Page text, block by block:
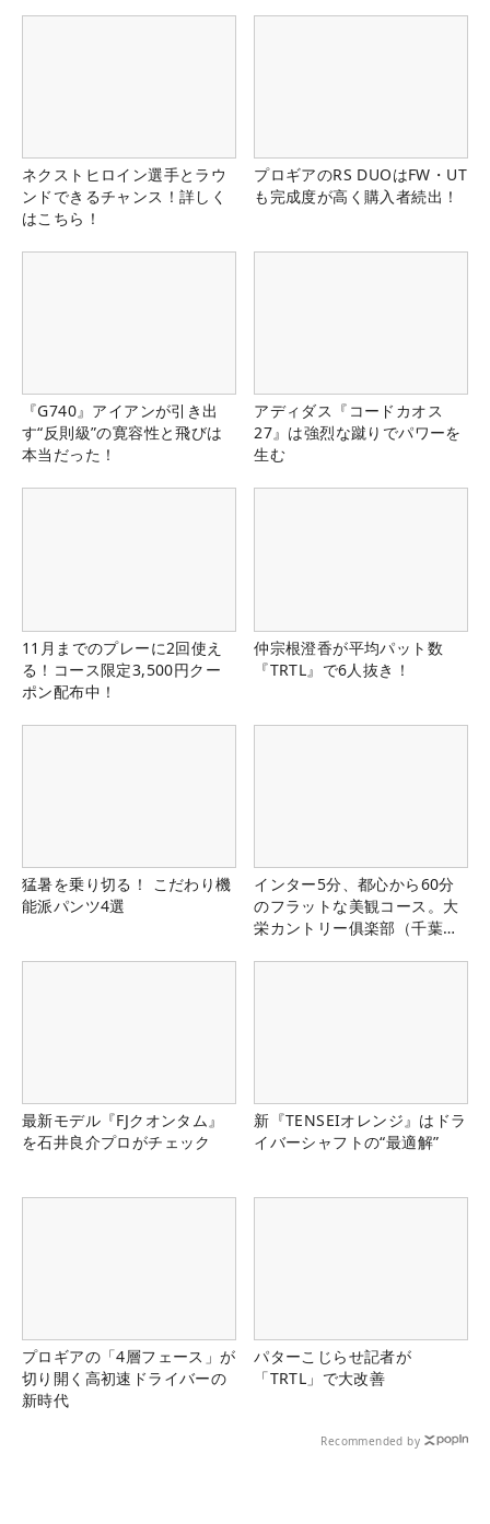
ネクストヒロイン選手とラウ
ンドできるチャンス！詳しく
はこちら！
プロギアのRS DUOはFW・UT
も完成度が高く購入者続出！
『G740』アイアンが引き出
す“反則級”の寛容性と飛びは
本当だった！
アディダス『コードカオス
27』は強烈な蹴りでパワーを
生む
11月までのプレーに2回使え
る！コース限定3,500円クー
ポン配布中！
仲宗根澄香が平均パット数
『TRTL』で6人抜き！
猛暑を乗り切る！ こだわり機
能派パンツ4選
インター5分、都心から60分
のフラットな美観コース。大
栄カントリー俱楽部（千葉
最新モデル『FJクオンタム』
を石井良介プロがチェック
新『TENSEIオレンジ』はドラ
イバーシャフトの“最適解”
プロギアの「4層フェース」が
切り開く高初速ドライバーの
新時代
パターこじらせ記者が
「TRTL」で大改善
Recommended by